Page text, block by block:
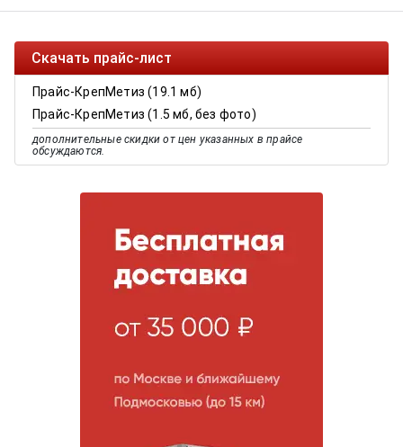
Скачать прайс-лист
Прайс-КрепМетиз (19.1 мб)
Прайс-КрепМетиз (1.5 мб, без фото)
дополнительные скидки от цен указанных в прайсе
обсуждаются.